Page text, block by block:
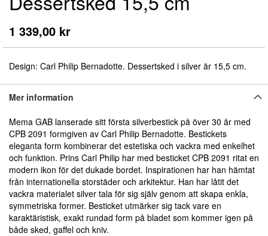
1 339,00 kr
Design: Carl Philip Bernadotte. Dessertsked i silver är 15,5 cm.
av
Mer information
Mema GAB lanserade sitt första silverbestick på över 30 år med
CPB 2091 formgiven av Carl Philip Bernadotte. Bestickets
eleganta form kom­binerar det estetiska och vackra med enkelhet
och funktion. Prins Carl Philip har med besticket CPB 2091 ritat en
modern ikon för det dukade bordet. Inspirationen har han hämtat
från internationella storstäder och arkitektur. Han har låtit det
vackra materialet silver tala för sig själv genom att skapa enkla,
symmetriska former. Besticket utmärker sig tack vare en
karaktäristisk, exakt rundad form på bladet som kommer igen på
både sked, gaffel och kniv.